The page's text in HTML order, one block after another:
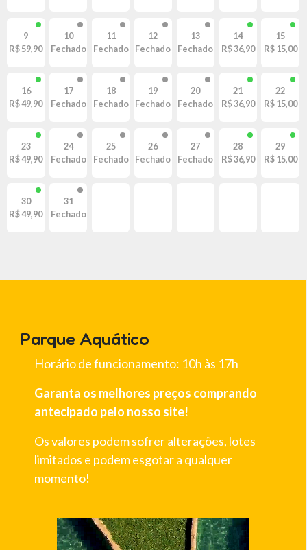
9
R$ 59,90
10
Fechado
11
Fechado
12
Fechado
13
Fechado
14
R$ 36,90
15
R$ 15,00
16
R$ 49,90
17
Fechado
18
Fechado
19
Fechado
20
Fechado
21
R$ 36,90
22
R$ 15,00
23
R$ 49,90
24
Fechado
25
Fechado
26
Fechado
27
Fechado
28
R$ 36,90
29
R$ 15,00
30
R$ 49,90
31
Fechado
Parque Aquático
Horário de funcionamento: 10h às 17h
Garanta os melhores preços comprando
antecipado pelo nosso site!
Os valores podem sofrer alterações, lotes
limitados e podem esgotar a qualquer
momento!